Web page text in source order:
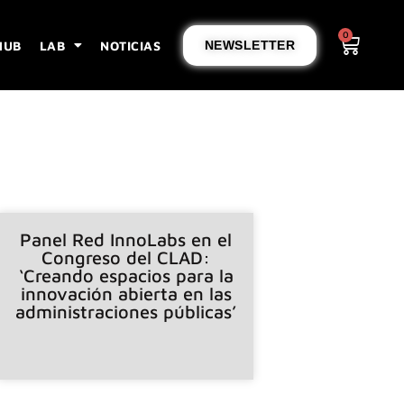
LAB NOTICIAS NEWSLETTER
0
Panel Red InnoLabs en el
Congreso del CLAD:
‘Creando espacios para la
innovación abierta en las
administraciones públicas’